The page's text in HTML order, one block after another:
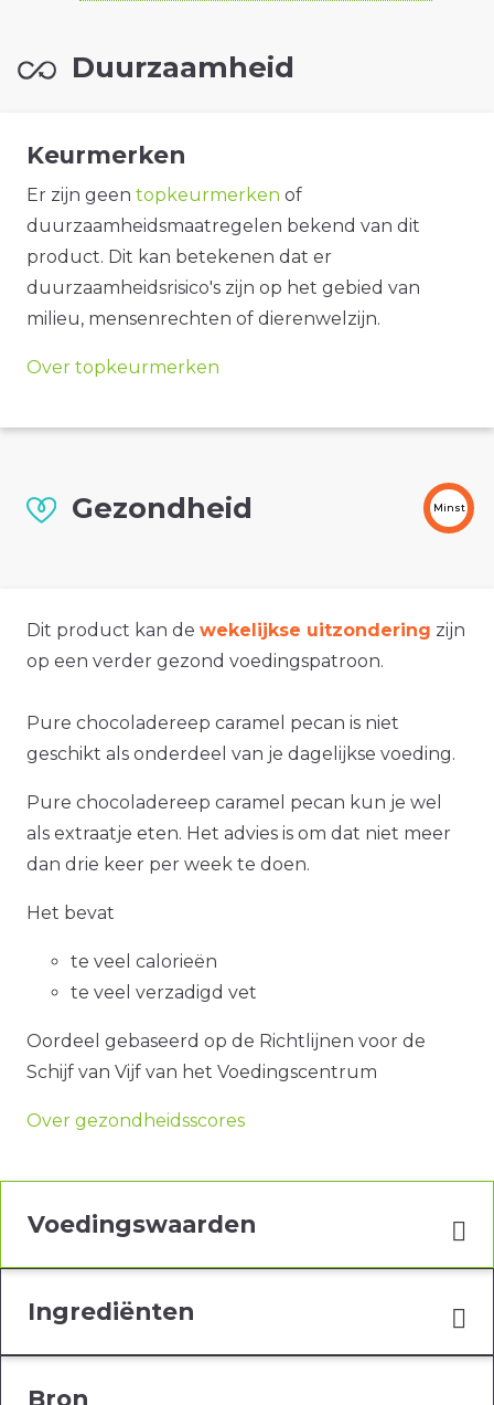
Duurzaamheid
Keurmerken
Er zijn geen topkeurmerken of
duurzaamheidsmaatregelen bekend van dit
product. Dit kan betekenen dat er
duurzaamheidsrisico's zijn op het gebied van
milieu, mensenrechten of dierenwelzijn.
Over topkeurmerken
Gezondheid Minst
Dit product kan de wekelijkse uitzondering zijn
op een verder gezond voedingspatroon.
Pure chocoladereep caramel pecan is niet
geschikt als onderdeel van je dagelijkse voeding.
Pure chocoladereep caramel pecan kun je wel
als extraatje eten. Het advies is om dat niet meer
dan drie keer per week te doen.
Het bevat
te veel calorieën
te veel verzadigd vet
Oordeel gebaseerd op de Richtlijnen voor de
Schijf van Vijf van het Voedingscentrum
Over gezondheidsscores
Voedingswaarden
Ingrediënten
Bron